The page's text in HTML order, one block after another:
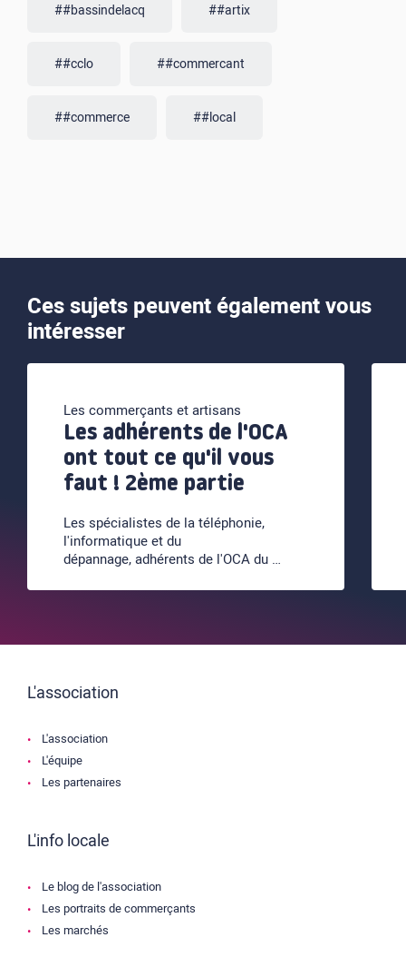
##bassindelacq ##artix
##cclo ##commercant
##commerce ##local
Ces sujets peuvent également vous
intéresser
Les commerçants et artisans
Les adhérents de l'OCA
ont tout ce qu'il vous
faut ! 2ème partie
Les spécialistes de la téléphonie,
l'informatique et du
dépannage, adhérents de l'OCA du …
L'association
L'association
L'équipe
Les partenaires
L'info locale
Le blog de l'association
Les portraits de commerçants
Les marchés